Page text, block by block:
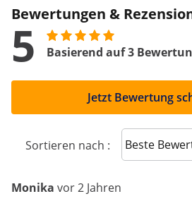
Bewertungen &
5 Basierend auf 3
Jetzt Bewertung
Sortieren nach : Sort
Monika vor 2 Jahren